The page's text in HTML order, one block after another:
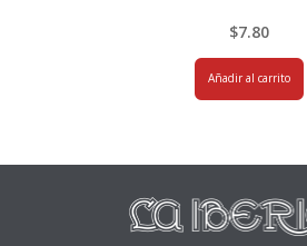
$7.80
Añadir al carrito